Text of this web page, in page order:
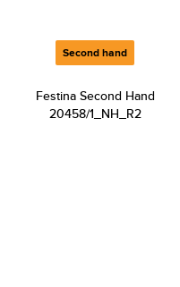
Second hand
Festina Second Hand
20458/1_NH_R2